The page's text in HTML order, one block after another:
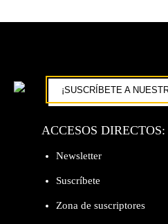
¡SUSCRÍBETE A
ACCESOS DIRECTOS:
Newsletter
Suscríbete
Zona de suscriptores